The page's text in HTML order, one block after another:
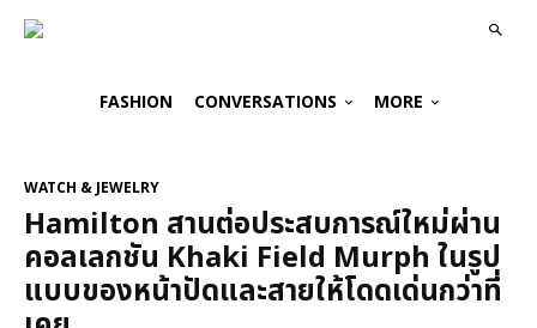
FASHION CONVERSATIONS MORE
WATCH & JEWELRY
Hamilton สานต่อประสบการณ์ใหม่ผ่าน
คอลเลกชัน Khaki Field Murph ในรูป
แบบของหน้าปัดและสายให้โดดเด่นกว่าที่